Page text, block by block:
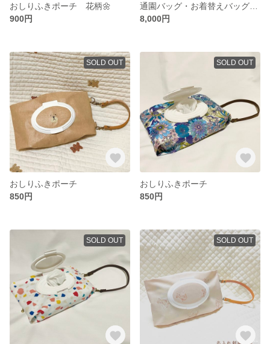
おしりふきポーチ 花柄🌼
900円
8,000円
SOLD OUT
おしりふきポーチ
850円
SOLD OUT
おしりふきポーチ
850円
SOLD OUT SOLD OUT